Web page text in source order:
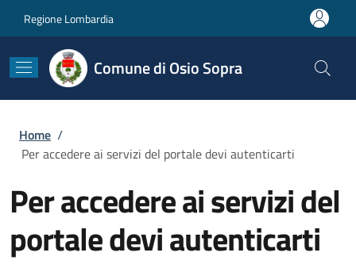
Regione Lombardia
Comune di Osio Sopra
Briciole di pane
Home /
Per accedere ai servizi del portale devi autenticarti
Per accedere ai servizi del
portale devi autenticarti